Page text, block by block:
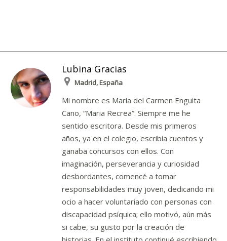
Lubina Gracias
Madrid, España
Mi nombre es María del Carmen Enguita
Cano, “Maria Recrea”. Siempre me he
sentido escritora. Desde mis primeros
años, ya en el colegio, escribía cuentos y
ganaba concursos con ellos. Con
imaginación, perseverancia y curiosidad
desbordantes, comencé a tomar
responsabilidades muy joven, dedicando mi
ocio a hacer voluntariado con personas con
discapacidad psíquica; ello motivó, aún más
si cabe, su gusto por la creación de